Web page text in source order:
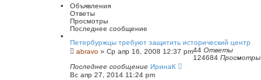
с
е
д
е
м
с
о
н
ы
й
о
и
Объявления
Ответы
Просмотры
Последнее сообщение
Петербуржцы требуют защитить исторический центр
abravo » Ср апр 16, 2008 12:37 pm44 Ответы
124684 Просмотры
Последнее сообщение ИринаК
Вс апр 27, 2014 11:24 pm